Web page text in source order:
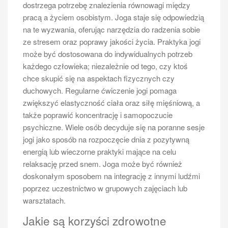
dostrzega potrzebę znalezienia równowagi między
pracą a życiem osobistym. Joga staje się odpowiedzią
na te wyzwania, oferując narzędzia do radzenia sobie
ze stresem oraz poprawy jakości życia. Praktyka jogi
może być dostosowana do indywidualnych potrzeb
każdego człowieka; niezależnie od tego, czy ktoś
chce skupić się na aspektach fizycznych czy
duchowych. Regularne ćwiczenie jogi pomaga
zwiększyć elastyczność ciała oraz siłę mięśniową, a
także poprawić koncentrację i samopoczucie
psychiczne. Wiele osób decyduje się na poranne sesje
jogi jako sposób na rozpoczęcie dnia z pozytywną
energią lub wieczorne praktyki mające na celu
relaksację przed snem. Joga może być również
doskonałym sposobem na integrację z innymi ludźmi
poprzez uczestnictwo w grupowych zajęciach lub
warsztatach.
Jakie są korzyści zdrowotne
odpowiednie buty tenisowe, które zapewnią dobrą
przyczepność na korcie oraz ochronią stopy przed
kontuzjami. Ubranie sportowe powinno być wygodne i
pozwalać na swobodny ruch; warto postawić na
materiały oddychające, które zapewnią komfort nawet
podczas intensywnego wysiłku fizycznego.
Jak znaleźć odpowiednią szkołę
tenisa dla siebie
Wybór odpowiedniej szkoły tenisa to istotny krok dla
każdego początkującego gracza pragnącego rozwijać
swoje umiejętności pod okiem profesjonalistów. Na
początek warto poszukać lokalnych klubów
sportowych lub szkółek tenisowych oferujących
zajęcia dla dzieci i dorosłych. Dobrym pomysłem jest
zapoznanie się z opiniami innych uczniów oraz
rodziców; często można znaleźć recenzje online lub
zapytać znajomych o ich doświadczenia związane z